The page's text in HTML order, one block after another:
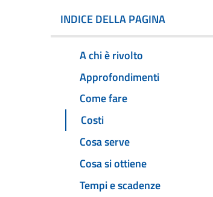
INDICE DELLA PAGINA
A chi è rivolto
Approfondimenti
Come fare
Costi
Cosa serve
Cosa si ottiene
Tempi e scadenze